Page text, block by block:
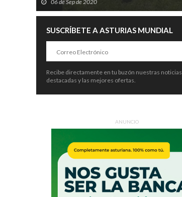
06 de Sep de 2020
SUSCRÍBETE A ASTURIAS MUNDIAL
Recibe directamente en tu buzón nuestras noticias
destacadas y las mejores ofertas.
ANUNCIO